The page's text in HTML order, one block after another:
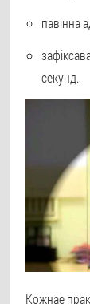
павінна
секунд.
Кожнае